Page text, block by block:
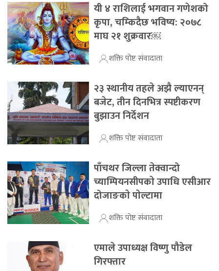
यी ४ राशिलाई भगवान गणेशको
कृपा, चम्किदैछ भविष्य: २०७८
माघ २१ शुक्रवार￼
शक्ति पोष्ट संवादाता
२३ स्थानीय तहले अझै ल्याएनन्
बजेट, तीन दिनभित्र स्पष्टीकरण
बुझाउन निर्देशन
शक्ति पोष्ट संवादाता
पाँचथर जिल्ला तेक्वान्दो
च्याम्पियनसीपकाे उपाधि एसीआर
दोजाङकाे पाेल्टामा
शक्ति पोष्ट संवादाता
एमाले उपाध्यक्ष विष्णु पौडेल
गिरफ्तार